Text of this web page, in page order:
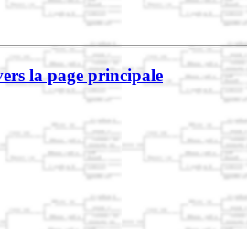
la page principale